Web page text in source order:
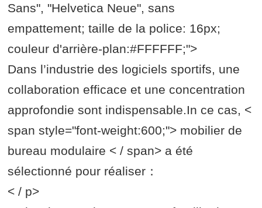
Sans", "Helvetica Neue", sans
empattement; taille de la police: 16px;
couleur d'arrière-plan:#FFFFFF;">
Dans l’industrie des logiciels sportifs, une
collaboration efficace et une concentration
approfondie sont indispensable.In ce cas, <
span style="font-weight:600;"> mobilier de
bureau modulaire < / span> a été
sélectionné pour réaliser：
< / p>